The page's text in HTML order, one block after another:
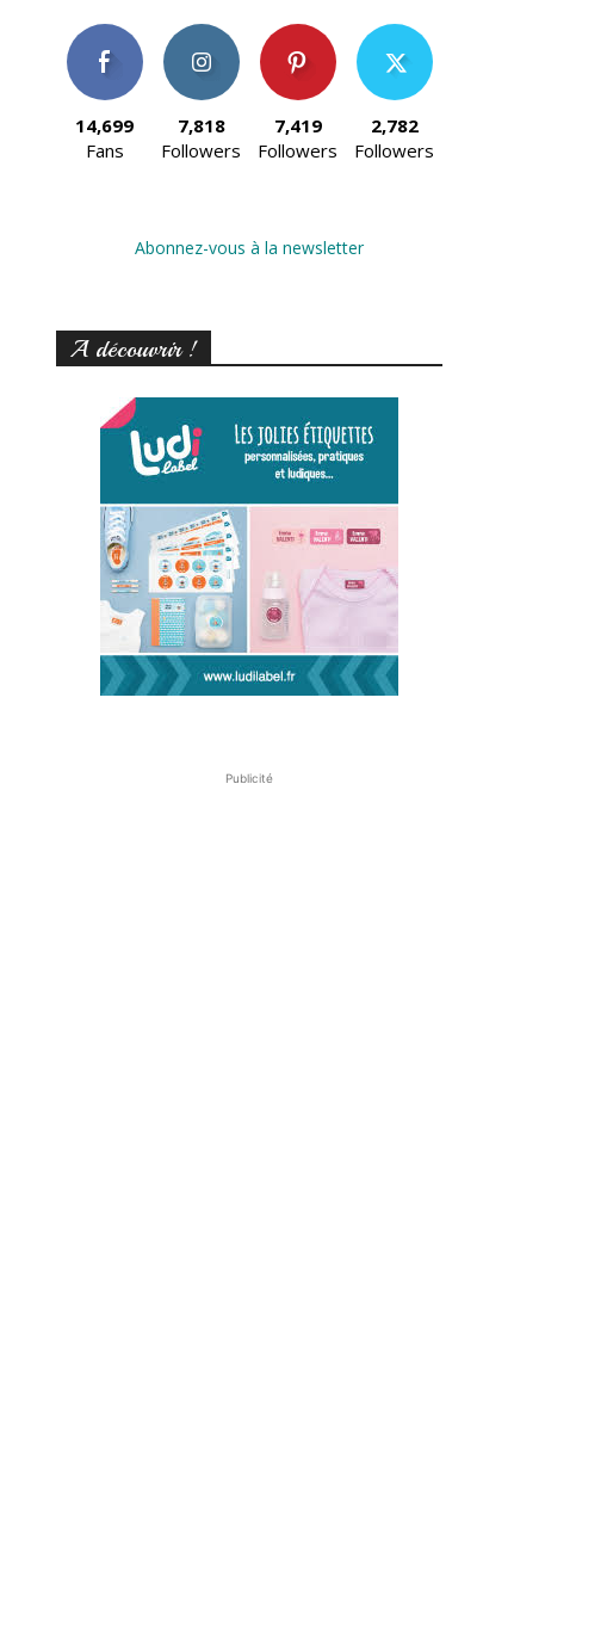
14,699
Fans
7,818
Followers
7,419
Followers
2,782
Followers
Abonnez-vous à la newsletter
A découvrir !
Publicité